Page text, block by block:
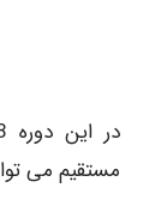
مستقیم می